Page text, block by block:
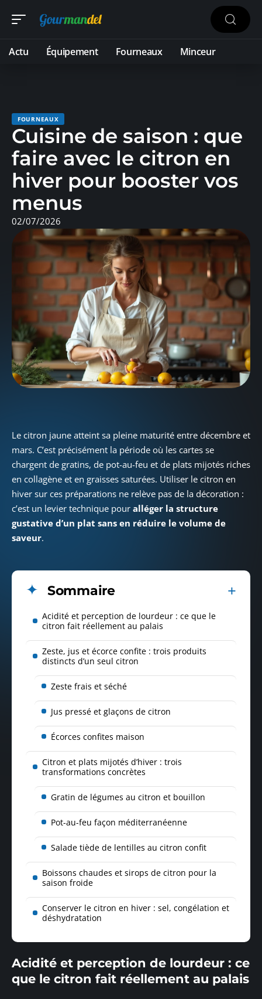
Actu Équipement Fourneaux Minceur
FOURNEAUX
Cuisine de saison : que
faire avec le citron en
hiver pour booster vos
menus
02/07/2026
Le citron jaune atteint sa pleine maturité entre décembre et
mars. C’est précisément la période où les cartes se
chargent de gratins, de pot-au-feu et de plats mijotés riches
en collagène et en graisses saturées. Utiliser le citron en
hiver sur ces préparations ne relève pas de la décoration :
c’est un levier technique pour alléger la structure
gustative d’un plat sans en réduire le volume de
saveur.
Sommaire
Acidité et perception de lourdeur : ce que le
citron fait réellement au palais
Zeste, jus et écorce confite : trois produits
distincts d’un seul citron
Zeste frais et séché
Jus pressé et glaçons de citron
Écorces confites maison
Citron et plats mijotés d’hiver : trois
transformations concrètes
Gratin de légumes au citron et bouillon
Pot-au-feu façon méditerranéenne
Salade tiède de lentilles au citron confit
Boissons chaudes et sirops de citron pour la
saison froide
Conserver le citron en hiver : sel, congélation et
déshydratation
Acidité et perception de lourdeur : ce
que le citron fait réellement au palais